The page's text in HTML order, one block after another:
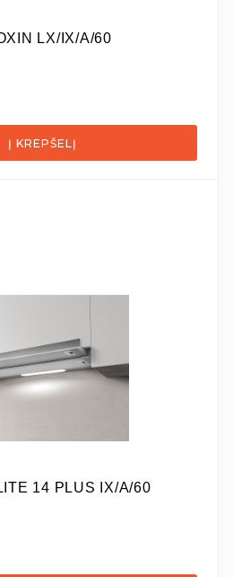
LX/IX/A/60
Į KREPŠELĮ
14 PLUS IX/A/60